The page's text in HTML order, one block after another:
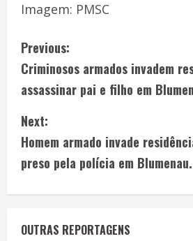
Imagem: PMSC
Previous:
Criminosos armados invadem
assassinar pai e filho em
Next:
Homem armado invade
preso pela polícia em Blumenau.
OUTRAS REPORTAGENS